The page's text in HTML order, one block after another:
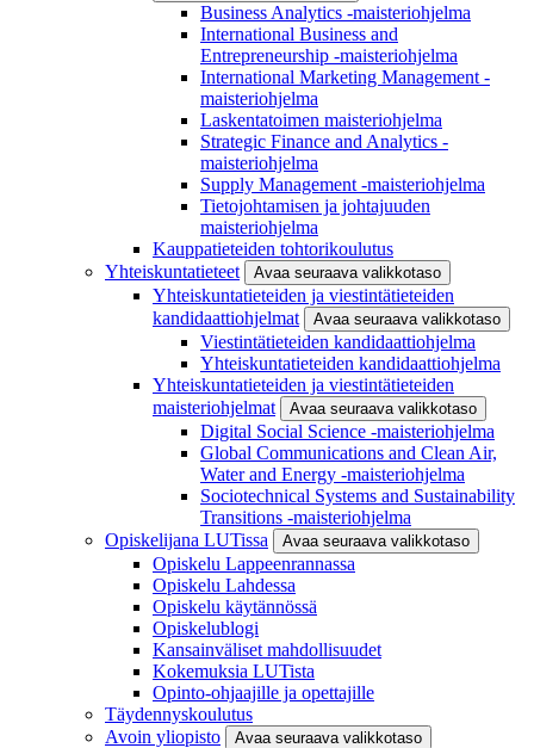
Business Analytics -maisteriohjelma
International Business and
Entrepreneurship -maisteriohjelma
International Marketing Management -
maisteriohjelma
Laskentatoimen maisteriohjelma
Strategic Finance and Analytics -
maisteriohjelma
Supply Management -maisteriohjelma
Tietojohtamisen ja johtajuuden
maisteriohjelma
Kauppatieteiden tohtorikoulutus
Yhteiskuntatieteet
Avaa seuraava valikkotaso
Yhteiskuntatieteiden ja viestintätieteiden
kandidaattiohjelmat
Avaa seuraava valikkotaso
Viestintätieteiden kandidaattiohjelma
Yhteiskuntatieteiden kandidaattiohjelma
Yhteiskuntatieteiden ja viestintätieteiden
maisteriohjelmat
Avaa seuraava valikkotaso
Digital Social Science -maisteriohjelma
Global Communications and Clean Air,
Water and Energy -maisteriohjelma
Sociotechnical Systems and Sustainability
Transitions -maisteriohjelma
Opiskelijana LUTissa
Avaa seuraava valikkotaso
Opiskelu Lappeenrannassa
Opiskelu Lahdessa
Opiskelu käytännössä
Opiskelublogi
Kansainväliset mahdollisuudet
Kokemuksia LUTista
Opinto-ohjaajille ja opettajille
Täydennyskoulutus
Avoin yliopisto
Avaa seuraava valikkotaso